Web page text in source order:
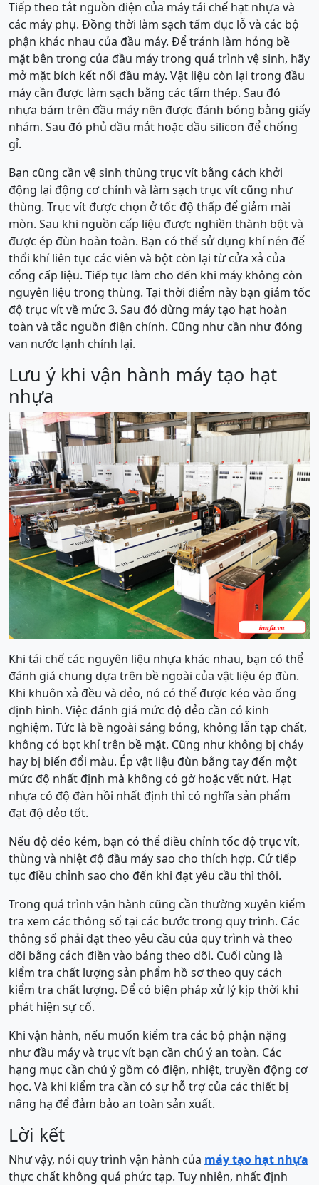
Tiếp theo tắt nguồn điện của máy tái chế hạt nhựa và
các máy phụ. Đồng thời làm sạch tấm đục lỗ và các bộ
phận khác nhau của đầu máy. Để tránh làm hỏng bề
mặt bên trong của đầu máy trong quá trình vệ sinh, hãy
mở mặt bích kết nối đầu máy. Vật liệu còn lại trong đầu
máy cần được làm sạch bằng các tấm thép. Sau đó
nhựa bám trên đầu máy nên được đánh bóng bằng giấy
nhám. Sau đó phủ dầu mắt hoặc dầu silicon để chống
gỉ.
Bạn cũng cần vệ sinh thùng trục vít bằng cách khởi
động lại động cơ chính và làm sạch trục vít cũng như
thùng. Trục vít được chọn ở tốc độ thấp để giảm mài
mòn. Sau khi nguồn cấp liệu được nghiền thành bột và
được ép đùn hoàn toàn. Bạn có thể sử dụng khí nén để
thổi khí liên tục các viên và bột còn lại từ cửa xả của
cổng cấp liệu. Tiếp tục làm cho đến khi máy không còn
nguyên liệu trong thùng. Tại thời điểm này bạn giảm tốc
độ trục vít về mức 3. Sau đó dừng máy tạo hạt hoàn
toàn và tắc nguồn điện chính. Cũng như cần như đóng
van nước lạnh chính lại.
Lưu ý khi vận hành máy tạo hạt
nhựa
Khi tái chế các nguyên liệu nhựa khác nhau, bạn có thể
đánh giá chung dựa trên bề ngoài của vật liệu ép đùn.
Khi khuôn xả đều và dẻo, nó có thể được kéo vào ống
định hình. Việc đánh giá mức độ dẻo cần có kinh
nghiệm. Tức là bề ngoài sáng bóng, không lẫn tạp chất,
không có bọt khí trên bề mặt. Cũng như không bị cháy
hay bị biến đổi màu. Ép vật liệu đùn bằng tay đến một
mức độ nhất định mà không có gờ hoặc vết nứt. Hạt
nhựa có độ đàn hồi nhất định thì có nghĩa sản phẩm
đạt độ dẻo tốt.
Nếu độ dẻo kém, bạn có thể điều chỉnh tốc độ trục vít,
thùng và nhiệt độ đầu máy sao cho thích hợp. Cứ tiếp
tục điều chỉnh sao cho đến khi đạt yêu cầu thì thôi.
Trong quá trình vận hành cũng cần thường xuyên kiểm
tra xem các thông số tại các bước trong quy trình. Các
thông số phải đạt theo yêu cầu của quy trình và theo
dõi bằng cách điền vào bảng theo dõi. Cuối cùng là
kiểm tra chất lượng sản phẩm hồ sơ theo quy cách
kiểm tra chất lượng. Để có biện pháp xử lý kịp thời khi
phát hiện sự cố.
Khi vận hành, nếu muốn kiểm tra các bộ phận nặng
như đầu máy và trục vít bạn cần chú ý an toàn. Các
hạng mục cần chú ý gồm có điện, nhiệt, truyền động cơ
học. Và khi kiểm tra cần có sự hỗ trợ của các thiết bị
nâng hạ để đảm bảo an toàn sản xuất.
Lời kết
Như vậy, nói quy trình vận hành của máy tạo hạt nhựa
thực chất không quá phức tạp. Tuy nhiên, nhất định